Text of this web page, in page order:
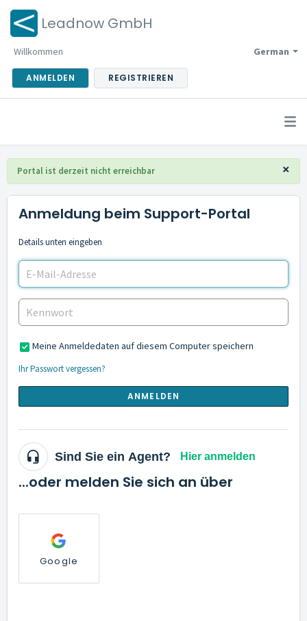
Leadnow GmbH
German
Willkommen
ANMELDEN REGISTRIEREN
×
Portal ist derzeit nicht erreichbar
Anmeldung beim Support-Portal
Details unten eingeben
Meine Anmeldedaten auf diesem Computer speichern
Ihr Passwort vergessen?
ANMELDEN
Sind Sie ein Agent? Hier anmelden
...oder melden Sie sich an über
Google